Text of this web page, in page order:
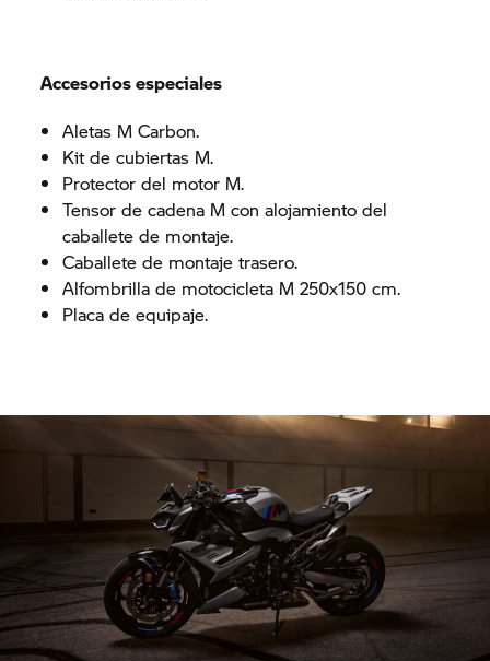
Accesorios especiales
Aletas M Carbon.
Kit de cubiertas M.
Protector del motor M.
Tensor de cadena M con alojamiento del
caballete de montaje.
Caballete de montaje trasero.
Alfombrilla de motocicleta M 250x150 cm.
Placa de equipaje.